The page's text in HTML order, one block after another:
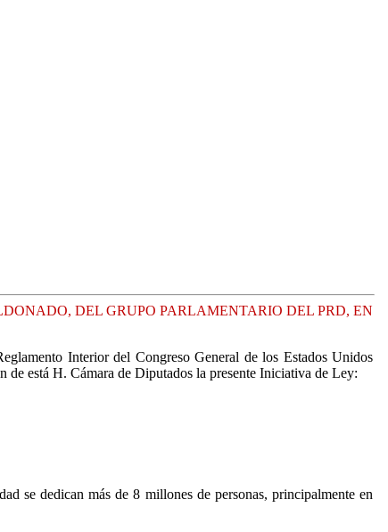
DEL GRUPO PARLAMENTARIO DEL PRD, EN
Interior del Congreso General de los Estados Unidos
está H. Cámara de Diputados la presente Iniciativa de Ley:
se dedican más de 8 millones de personas, principalmente en